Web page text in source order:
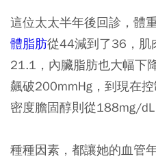
這位太太半年後回診，體
體脂肪從44減到了36，肌
21.1，內臟脂肪也大幅下
飆破200mmHg，到現在
密度膽固醇則從188mg/dL
種種因素，都讓她的血管